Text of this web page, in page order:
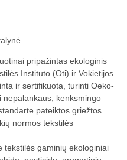
pripažintas ekologinis
Instituto (Oti) ir Vokietijos
ir sertifikuota, turinti Oeko-
nepalankaus, kenksmingo
pateiktos griežtos
normos tekstilės
tekstilės gaminių ekologiniai